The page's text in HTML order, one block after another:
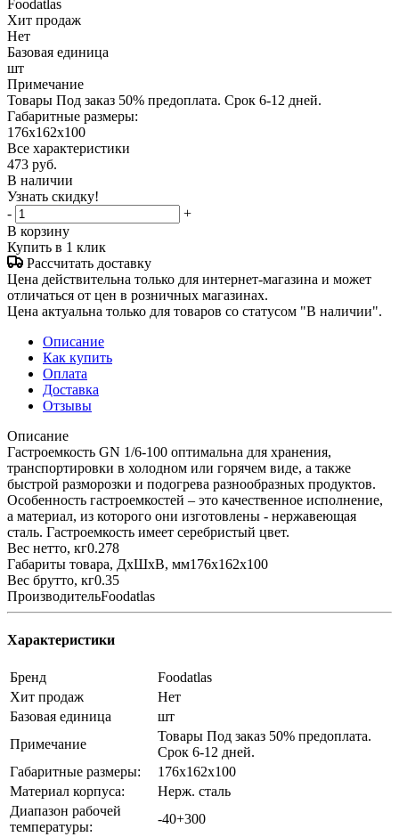
Foodatlas
Хит продаж
Нет
Базовая единица
шт
Примечание
Товары Под заказ 50% предоплата. Срок 6-12 дней.
Габаритные размеры:
176х162х100
Все характеристики
473 руб.
В наличии
Узнать скидку!
-
+
В корзину
Купить в 1 клик
Рассчитать доставку
Цена действительна только для интернет-магазина и может
отличаться от цен в розничных магазинах.
Цена актуальна только для товаров со статусом "В наличии".
Описание
Как купить
Оплата
Доставка
Отзывы
Описание
Гастроемкость GN 1/6-100 оптимальна для хранения,
транспортировки в холодном или горячем виде, а также
быстрой разморозки и подогрева разнообразных продуктов.
Особенность гастроемкостей – это качественное исполнение,
а материал, из которого они изготовлены - нержавеющая
сталь. Гастроемкость имеет серебристый цвет.
Вес нетто, кг0.278
Габариты товара, ДхШхВ, мм176x162x100
Вес брутто, кг0.35
ПроизводительFoodatlas
Характеристики
Бренд
Foodatlas
Хит продаж
Нет
Базовая единица
шт
Примечание
Товары Под заказ 50% предоплата.
Срок 6-12 дней.
Габаритные размеры:
176х162х100
Материал корпуса:
Нерж. сталь
Диапазон рабочей
температуры:
-40+300